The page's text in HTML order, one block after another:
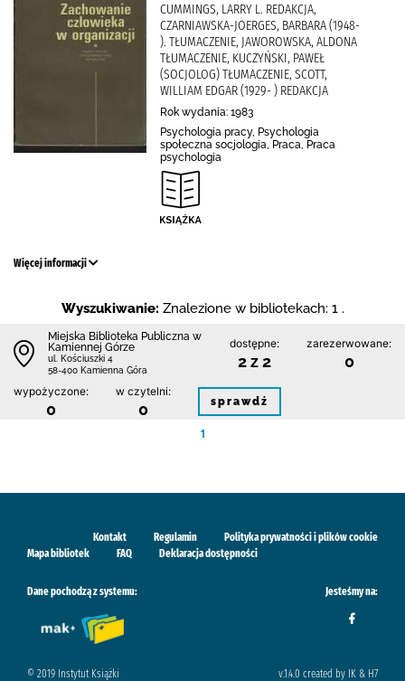
CUMMINGS, LARRY L. REDAKCJA,
CZARNIAWSKA-JOERGES, BARBARA (1948-
). TŁUMACZENIE, JAWOROWSKA, ALDONA
TŁUMACZENIE, KUCZYŃSKI, PAWEŁ
(SOCJOLOG) TŁUMACZENIE, SCOTT,
WILLIAM EDGAR (1929- ) REDAKCJA
Rok wydania: 1983
Psychologia pracy, Psychologia
społeczna socjologia, Praca, Praca
psychologia
Więcej informacji
Wyszukiwanie: Znalezione w bibliotekach: 1 .
Miejska Biblioteka Publiczna w
Kamiennej Górze
ul. Kościuszki 4
58-400 Kamienna Góra
dostępne:
2 z 2
zarezerwowane:
0
wypożyczone:
0
w czytelni:
0 sprawdź
1
Kontakt Regulamin
Polityka prywatności i plików cookie
Mapa bibliotek
FAQ Deklaracja dostępności
Dane pochodzą z systemu: Jesteśmy na:
© 2019 Instytut Książki v.1.4.0 created by IK & H7